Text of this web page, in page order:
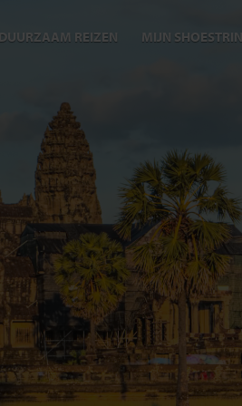
DUURZAAM REIZEN MIJN